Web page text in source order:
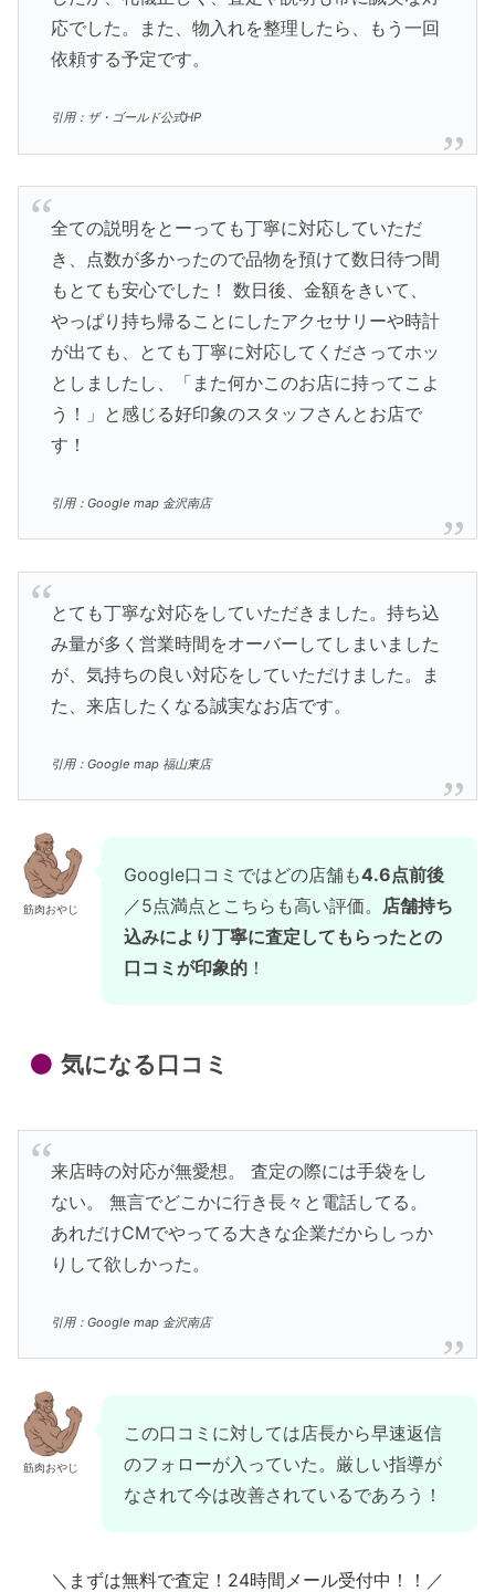
応でした。また、物入れを整理したら、もう一回
依頼する予定です。
引用：ザ・ゴールド公式HP
全ての説明をとーっても丁寧に対応していただ
き、点数が多かったので品物を預けて数日待つ間
もとても安心でした！ 数日後、金額をきいて、
やっぱり持ち帰ることにしたアクセサリーや時計
が出ても、とても丁寧に対応してくださってホッ
としましたし、「また何かこのお店に持ってこよ
う！」と感じる好印象のスタッフさんとお店で
す！
引用：Google map 金沢南店
とても丁寧な対応をしていただきました。持ち込
み量が多く営業時間をオーバーしてしまいました
が、気持ちの良い対応をしていただけました。ま
た、来店したくなる誠実なお店です。
引用：Google map 福山東店
筋肉おやじ
Google口コミではどの店舗も4.6点前後
／5点満点とこちらも高い評価。 店舗持ち
込みにより丁寧に査定してもらったとの
口コミが印象的 ！
気になる口コミ
来店時の対応が無愛想。 査定の際には手袋をし
ない。 無言でどこかに行き長々と電話してる。
あれだけCMでやってる大きな企業だからしっか
りして欲しかった。
引用：Google map 金沢南店
筋肉おやじ
この口コミに対しては店長から早速返信
のフォローが入っていた。厳しい指導が
なされて今は改善されているであろう！
＼まずは無料で査定！24時間メール受付中！！／